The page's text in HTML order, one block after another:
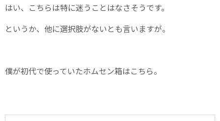
はい、こちらは特に迷うことはなさそうです。
というか、他に選択肢がないとも言いますが。
僕が初代で使っていたホムセン箱はこちら。